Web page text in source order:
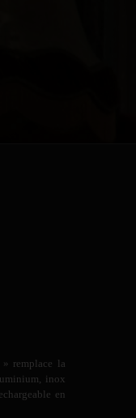
remplace la
inox
en